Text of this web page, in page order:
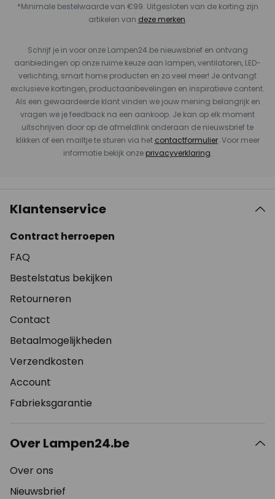
*Minimale bestelwaarde van €99. Uitgesloten van de korting zijn
artikelen van deze merken.
Schrijf je in voor onze Lampen24.be nieuwsbrief en ontvang
aanbiedingen op onze ruime keuze aan lampen, ventilatoren, LED-
verlichting, smart home producten en zo veel meer! Je ontvangt
exclusieve kortingen, productaanbevelingen en inspiratieve content.
Als een gewaardeerde klant vinden we jouw mening belangrijk en
vragen we je feedback na een aankoop. Je kan op elk moment
uitschrijven door op de afmeldlink onderaan de nieuwsbrief te
klikken of een mailtje te sturen via het contactformulier. Voor meer
informatie bekijk onze privacyverklaring.
Klantenservice
Contract herroepen
FAQ
Bestelstatus bekijken
Retourneren
Contact
Betaalmogelijkheden
Verzendkosten
Account
Fabrieksgarantie
Over Lampen24.be
Over ons
Nieuwsbrief